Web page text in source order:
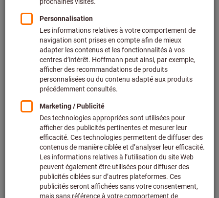
Vous avez besoin d’informations sur des thèmes tels
que les équipements d’atelier, l’ESD ou les équipements
de protection individuelle ? Trouvez facilement des
informations grâce à notre guide en ligne.
En savoir plus